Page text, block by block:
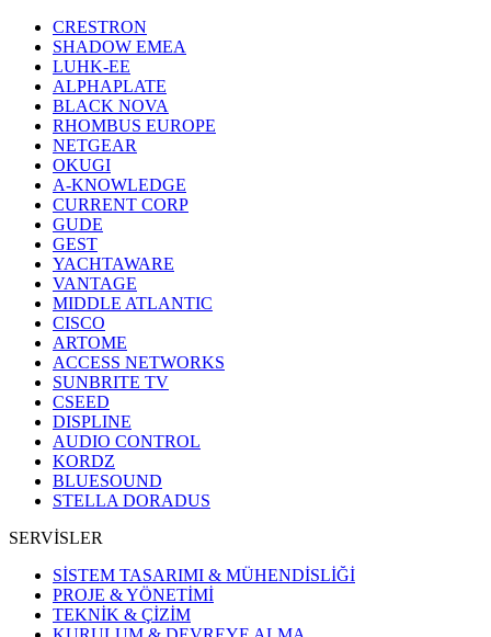
CRESTRON
SHADOW EMEA
LUHK-EE
ALPHAPLATE
BLACK NOVA
RHOMBUS EUROPE
NETGEAR
OKUGI
A-KNOWLEDGE
CURRENT CORP
GUDE
GEST
YACHTAWARE
VANTAGE
MIDDLE ATLANTIC
CISCO
ARTOME
ACCESS NETWORKS
SUNBRITE TV
CSEED
DISPLINE
AUDIO CONTROL
KORDZ
BLUESOUND
STELLA DORADUS
SERVİSLER
SİSTEM TASARIMI & MÜHENDİSLİĞİ
PROJE & YÖNETİMİ
TEKNİK & ÇİZİM